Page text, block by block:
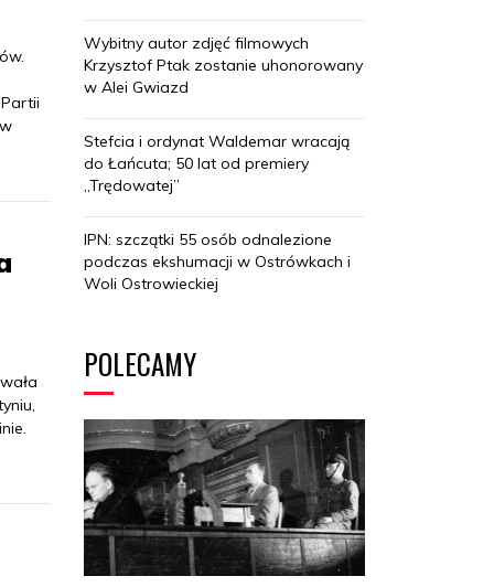
Wybitny autor zdjęć filmowych
Krzysztof Ptak zostanie uhonorowany
w Alei Gwiazd
Stefcia i ordynat Waldemar wracają
do Łańcuta; 50 lat od premiery
„Trędowatej”
IPN: szczątki 55 osób odnalezione
podczas ekshumacji w Ostrówkach i
Woli Ostrowieckiej
POLECAMY